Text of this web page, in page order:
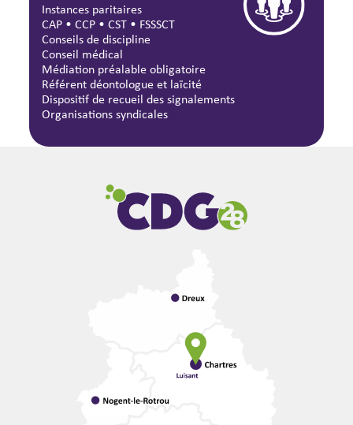
Instances paritaires
CAP •CCP •CST • FSSSCT
Conseils de discipline
Conseil médical
Médiation préalable obligatoire
Référent déontologue et laïcité
Dispositif de recueil des signalements
Organisations syndicales